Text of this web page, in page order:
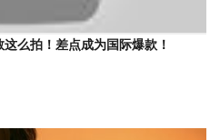
么拍！差点成为国际爆款！